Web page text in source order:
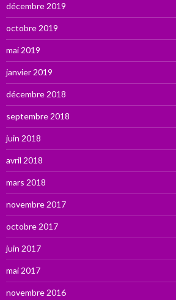
décembre 2019
octobre 2019
mai 2019
janvier 2019
décembre 2018
septembre 2018
juin 2018
avril 2018
mars 2018
novembre 2017
octobre 2017
juin 2017
mai 2017
novembre 2016